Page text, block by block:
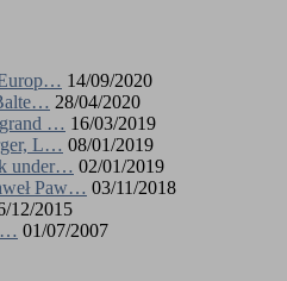
14/09/2020
28/04/2020
… 16/03/2019
L… 08/01/2019
under… 02/01/2019
Paw… 03/11/2018
12/2015
01/07/2007